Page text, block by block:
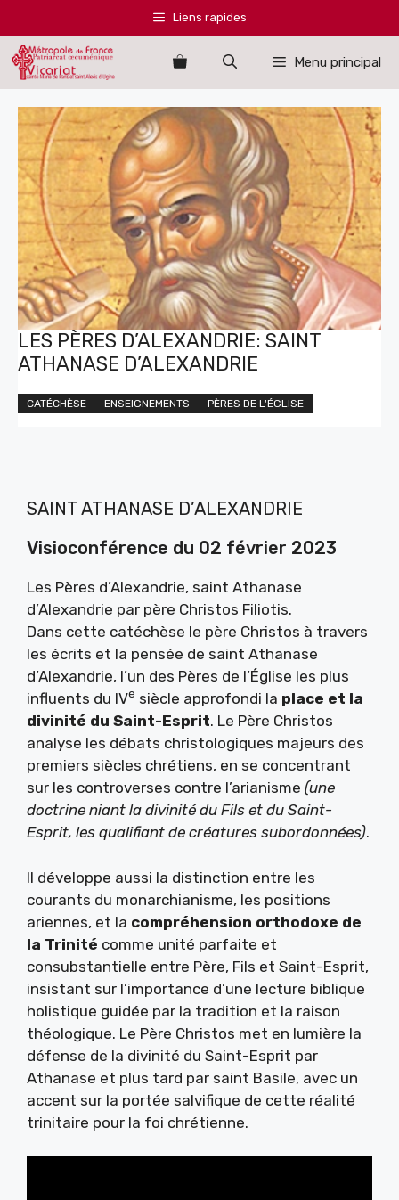
au
contenu
Liens rapides
Menu principal
LES PÈRES D’ALEXANDRIE: SAINT
ATHANASE D’ALEXANDRIE
CATÉCHÈSE ENSEIGNEMENTS PÈRES DE L'ÉGLISE
SAINT ATHANASE D’ALEXANDRIE
Visioconférence du 02 février 2023
Les Pères d’Alexandrie, saint Athanase
d’Alexandrie par père Christos Filiotis.
Dans cette catéchèse le père Christos à travers
les écrits et la pensée de saint Athanase
d’Alexandrie, l’un des Pères de l’Église les plus
influents du IVe siècle approfondi la place et la
divinité du Saint-Esprit. Le Père Christos
analyse les débats christologiques majeurs des
premiers siècles chrétiens, en se concentrant
sur les controverses contre l’arianisme (une
doctrine niant la divinité du Fils et du Saint-
Esprit, les qualifiant de créatures subordonnées).
Il développe aussi la distinction entre les
courants du monarchianisme, les positions
ariennes, et la compréhension orthodoxe de
la Trinité comme unité parfaite et
consubstantielle entre Père, Fils et Saint-Esprit,
insistant sur l’importance d’une lecture biblique
holistique guidée par la tradition et la raison
théologique. Le Père Christos met en lumière la
défense de la divinité du Saint-Esprit par
Athanase et plus tard par saint Basile, avec un
accent sur la portée salvifique de cette réalité
trinitaire pour la foi chrétienne.